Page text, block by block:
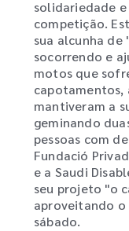
solidariedade
competição.
sua alcunha de
socorrendo e
motos que
capotamentos,
mantiveram a
geminando
pessoas com
Fundació
e a Saudi
seu projeto "o
aproveitando o
sábado.